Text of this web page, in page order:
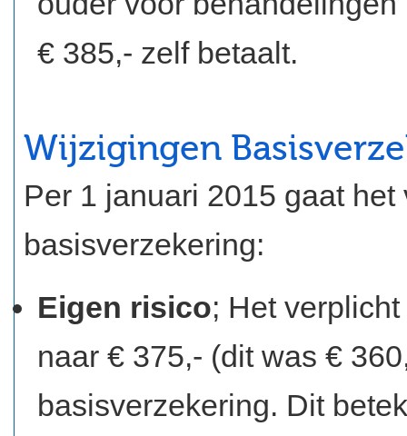
€ 385,- zelf betaalt.
Wijzigingen
Per 1 januari 2015 gaat
basisverzekering:
Eigen risico; Het
naar € 375,- (dit was €
basisverzekering. Dit